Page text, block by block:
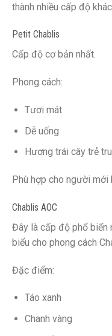
thành nhiều cấp độ khác
Petit Chablis
Cấp độ cơ bản nhất.
Phong cách:
Tươi mát
Dễ uống
Hương trái cây trẻ
Phù hợp cho người mới
Chablis AOC
Đây là cấp độ phổ biến
biểu cho phong cách
Đặc điểm:
Táo xanh
Chanh vàng